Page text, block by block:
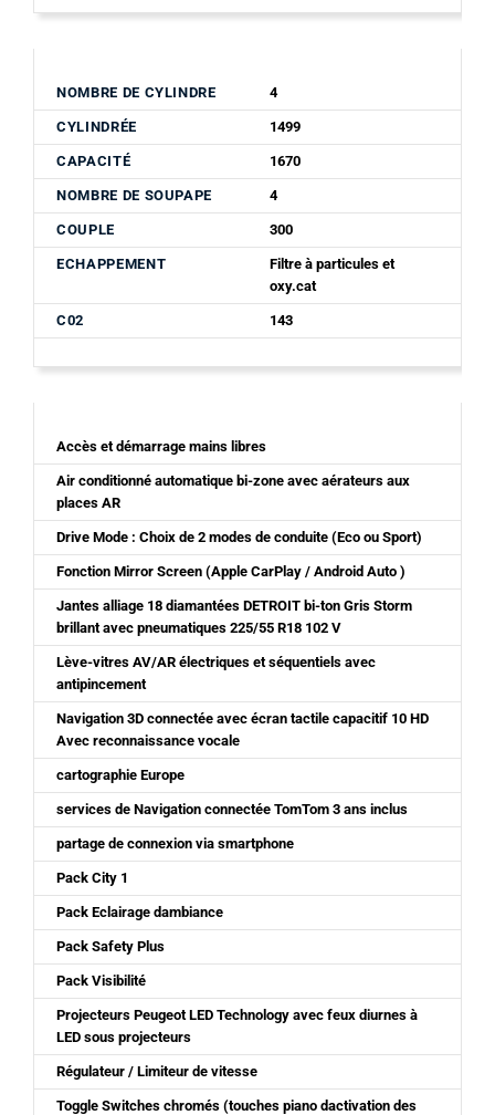
NOMBRE DE CYLINDRE 4
CYLINDRÉE 1499
CAPACITÉ 1670
NOMBRE DE SOUPAPE 4
COUPLE 300
ECHAPPEMENT
Filtre à particules et
oxy.cat
C02 143
Accès et démarrage mains libres
Air conditionné automatique bi-zone avec aérateurs aux
places AR
Drive Mode : Choix de 2 modes de conduite (Eco ou Sport)
Fonction Mirror Screen (Apple CarPlay / Android Auto )
Jantes alliage 18 diamantées DETROIT bi-ton Gris Storm
brillant avec pneumatiques 225/55 R18 102 V
Lève-vitres AV/AR électriques et séquentiels avec
antipincement
Navigation 3D connectée avec écran tactile capacitif 10 HD
Avec reconnaissance vocale
cartographie Europe
services de Navigation connectée TomTom 3 ans inclus
partage de connexion via smartphone
Pack City 1
Pack Eclairage dambiance
Pack Safety Plus
Pack Visibilité
Projecteurs Peugeot LED Technology avec feux diurnes à
LED sous projecteurs
Régulateur / Limiteur de vitesse
Toggle Switches chromés (touches piano dactivation des